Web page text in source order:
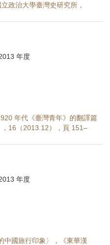
政治大學臺灣史研究所，
年度
年代《臺灣青年》的翻譯篇
16（2013.12），頁 151–
年度
中國旅行印象〉，《東華漢